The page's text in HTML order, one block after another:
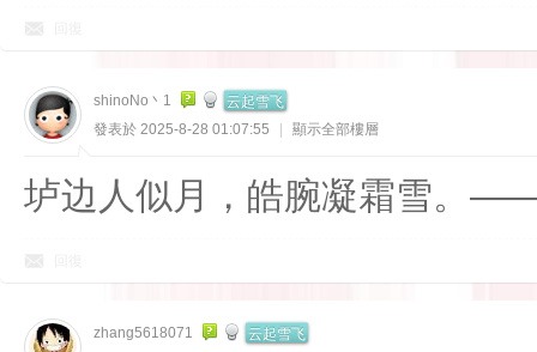
shinoNo丶1 云起雪飞
發表於 2025-8-28 01:07:55 顯示全部樓層
垆边人似月，皓腕凝霜雪。
zhang5618071 云起雪飞